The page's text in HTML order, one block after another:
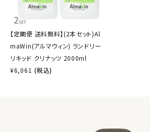
【定期便 送料無料】(2本セット)Al
maWin(アルマウィン) ランドリー
リキッド クリナッツ 2000ml
¥6,061 (税込)